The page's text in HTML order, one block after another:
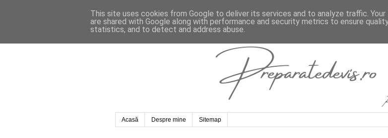
Acasă Despre mine Sitemap
This site uses cookies from Google to deliver its services and to analyze traffic.
are shared with Google along with performance and security metrics to ensure
statistics, and to detect and address abuse.